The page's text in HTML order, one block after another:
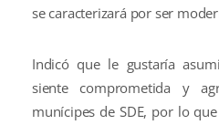
se caracterizará por ser
Indicó que le gustaría
siente comprometida y
munícipes de SDE, por lo